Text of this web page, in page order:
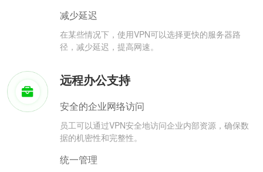
减少延迟
在某些情况下，使用VPN可以选择更快的服务器路
径，减少延迟，提高网速。
远程办公支持
安全的企业网络访问
员工可以通过VPN安全地访问企业内部资源，确保数
据的机密性和完整性。
统一管理